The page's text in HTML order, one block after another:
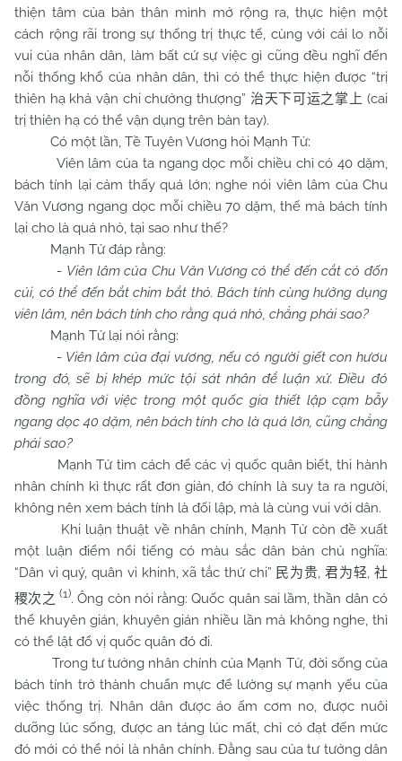
thiện tâm của bản thân mình mở rộng ra, thực hiện một
cách rộng rãi trong sự thống trị thực tế, cùng với cái lo nỗi
vui của nhân dân, làm bất cứ sự việc gì cũng đều nghĩ đến
nỗi thống khổ của nhân dân, thì có thể thực hiện được “trị
thiên hạ khả vận chi chưởng thượng” 治天下可运之掌上 (cai
trị thiên hạ có thể vận dụng trên bàn tay).
Có một lần, Tề Tuyên Vương hỏi Mạnh Tử:
Viên lâm của ta ngang dọc mỗi chiều chỉ có 40 dặm,
bách tính lại cảm thấy quá lớn; nghe nói viên lâm của Chu
Văn Vương ngang dọc mỗi chiều 70 dặm, thế mà bách tính
lại cho là quá nhỏ, tại sao như thế?
Mạnh Tử đáp rằng:
- Viên lâm củaChu Văn Vương có thể đến cắt cỏ đốn
củi, có thể đến bắt chim bắt thỏ. Bách tính cùng hưởng dụng
viên lâm, nên bách tính cho rằng quá nhỏ, chẳng phải sao?
Mạnh Tử lại nói rằng:
- Viên lâm của đại vương, nếu có người giết con hươu
trong đó, sẽ bị khép mức tội sát nhân để luận xử. Điều đó
đồng nghĩa với việc trong một quốc gia thiết lập cạm bẫy
ngang dọc 40 dặm, nên bách tính cho là quá lớn, cũng chẳng
phải sao?
Mạnh Tử tìm cách để các vị quốc quân biết, thi hành
nhân chính kì thực rất đơn giản, đó chính là suy ta ra người,
không nên xem bách tính là đối lập, mà là cùng vui với dân.
Khi luận thuật về nhân chính, Mạnh Tử còn đề xuất
một luận điểm nổi tiếng có màu sắc dân bản chủ nghĩa:
“Dân vi quý, quân vi khinh, xã tắc thứ chi” 民为贵,君为轻,社
稷次之 (1). Ông còn nói rằng: Quốc quân sai lầm, thần dân có
thể khuyên gián, khuyên gián nhiều lần mà không nghe, thì
có thể lật đổ vị quốc quân đó đi.
Trong tư tưởng nhân chính của Mạnh Tử, đời sống của
bách tính trở thành chuẩn mực để lường sự mạnh yếu của
việc thống trị. Nhân dân được áo ấm cơm no, được nuôi
dưỡng lúc sống, được an táng lúc mất, chỉ có đạt đến mức
đó mới có thể nói là nhân chính. Đằng sau của tư tưởng dân